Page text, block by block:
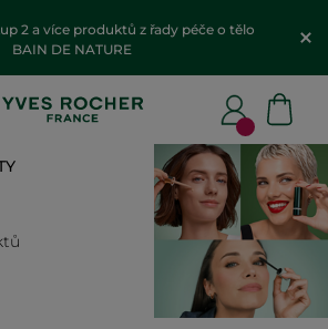
2 a více produktů z řady péče o tělo
BAIN DE NATURE